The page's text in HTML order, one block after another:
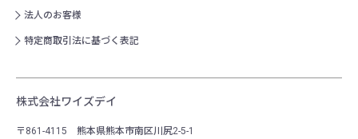
法人のお客様
特定商取引法に基づく表記
株式会社ワイズデイ
〒861-4115 熊本県熊本市南区川尻2-5-1